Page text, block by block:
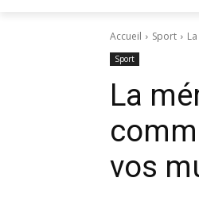
Accueil Sport
Sport
La
vos